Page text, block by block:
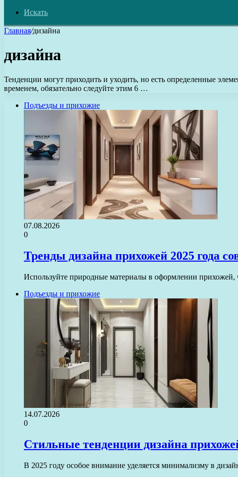
Искать
Главная/дизайна
дизайна
Тенденции могут приходить и уходить, но есть определенные
временем, обязательно следуйте этим 6 …
Подъезды и прихожие
07.08.2026
0
Тренды дизайна прихожей 2025 года
Используйте природные материалы в оформлении прихожей,
Подъезды и прихожие
14.07.2026
0
Стильные тенденции дизайна
В 2025 году особое внимание уделяется минимализму в